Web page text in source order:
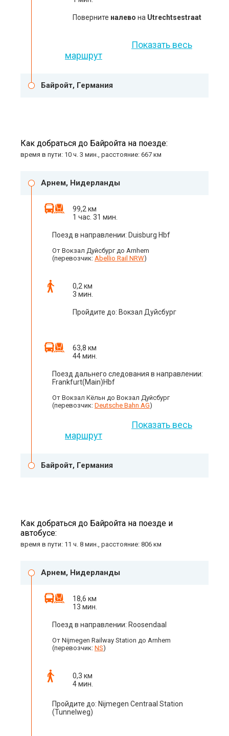
Поверните налево на Utrechtsestraat
Показать весь
маршрут
Байройт, Германия
Как добраться до Байройта на поезде:
время в пути: 10 ч. 3 мин., расстояние: 667 км
Арнем, Нидерланды
99,2 км
1 час. 31 мин.
Поезд в направлении: Duisburg Hbf
От Вокзал Дуйсбург до Arnhem
(перевозчик: Abellio Rail NRW)
0,2 км
3 мин.
Пройдите до: Вокзал Дуйсбург
63,8 км
44 мин.
Поезд дальнего следования в направлении:
Frankfurt(Main)Hbf
От Вокзал Кёльн до Вокзал Дуйсбург
(перевозчик: Deutsche Bahn AG)
Показать весь
маршрут
Байройт, Германия
Как добраться до Байройта на поезде и
автобусе:
время в пути: 11 ч. 8 мин., расстояние: 806 км
Арнем, Нидерланды
18,6 км
13 мин.
Поезд в направлении: Roosendaal
От Nijmegen Railway Station до Arnhem
(перевозчик: NS)
0,3 км
4 мин.
Пройдите до: Nijmegen Centraal Station
(Tunnelweg)